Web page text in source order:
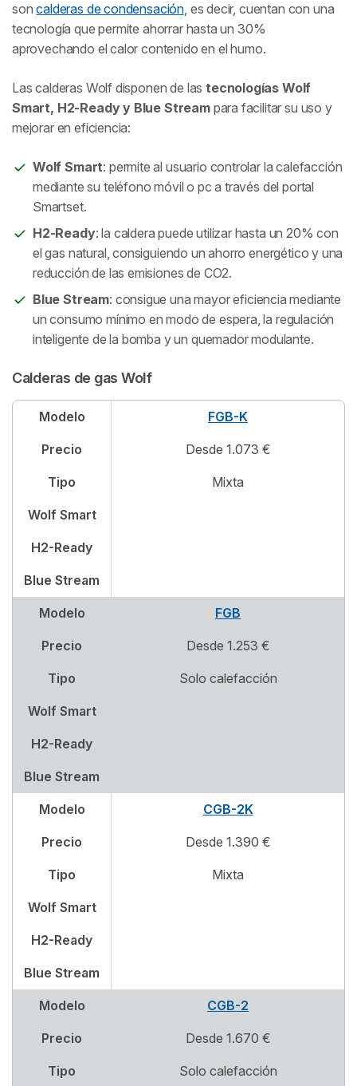
soncalderas de condensación, es decir, cuentan con una
tecnología que permite ahorrar hasta un 30%
aprovechando el calor contenido en el humo.
Las calderas Wolf disponen de lastecnologías Wolf
Smart, H2-Ready y Blue Streampara facilitar su uso y
mejorar en eficiencia:
Wolf Smart: permite al usuario controlar la calefacción
mediante su teléfono móvil o pc a través del portal
Smartset.
H2-Ready: la caldera puede utilizar hasta un 20% con
el gas natural, consiguiendo un ahorro energético y una
reducción de las emisiones de CO2.
Blue Stream: consigue una mayor eficiencia mediante
un consumo mínimo en modo de espera, la regulación
inteligente de la bomba y un quemador modulante.
Calderas de gas Wolf
Modelo FGB-K
Precio Desde 1.073 €
Tipo Mixta
Wolf Smart
H2-Ready
Blue Stream
Modelo FGB
Precio Desde 1.253 €
Tipo Solo calefacción
Wolf Smart
H2-Ready
Blue Stream
Modelo CGB-2K
Precio Desde 1.390 €
Tipo Mixta
Wolf Smart
H2-Ready
Blue Stream
Modelo CGB-2
Precio Desde 1.670 €
Tipo Solo calefacción